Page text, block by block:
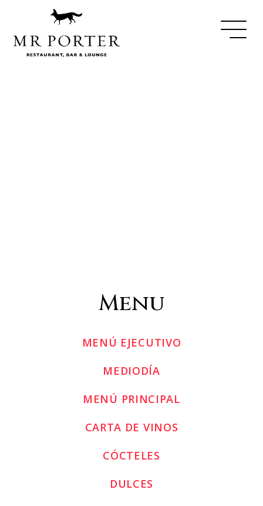
Menu
MENÚ EJECUTIVO
MEDIODÍA
MENÚ PRINCIPAL
CARTA DE VINOS
CÓCTELES
DULCES